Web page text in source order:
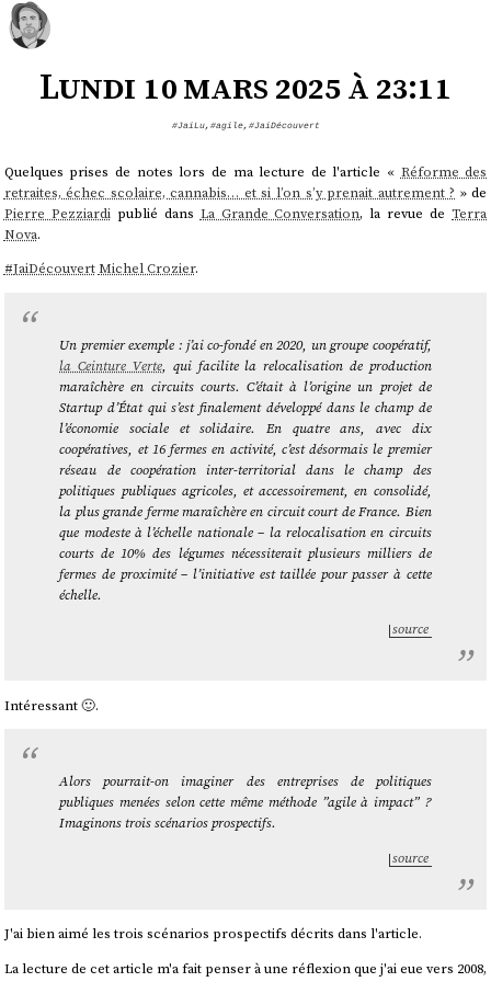
Lundi 10 mars 2025 à 23:11
#JaiLu, #agile, #JaiDécouvert
Quelques prises de notes lors de ma lecture de l'article « Réforme des
retraites, échec scolaire, cannabis… et si l’on s’y prenait autrement ? » de
Pierre Pezziardipublié dans La Grande Conversation, la revue deTerra
Nova.
#JaiDécouvertMichel Crozier.
Un premier exemple : j’ai co-fondé en 2020, un groupe coopératif,
la Ceinture Verte, qui facilite la relocalisation de production
maraîchère en circuits courts. C’était à l’origine un projet de
Startup d’État qui s’est finalement développé dans le champ de
l’économie sociale et solidaire. En quatre ans, avec dix
coopératives, et 16 fermes en activité, c’est désormais le premier
réseau de coopération inter-territorial dans le champ des
politiques publiques agricoles, et accessoirement, en consolidé,
la plus grande ferme maraîchère en circuit court de France. Bien
que modeste à l’échelle nationale – la relocalisation en circuits
courts de 10% des légumes nécessiterait plusieurs milliers de
fermes de proximité – l’initiative est taillée pour passer à cette
échelle.
source
Intéressant 🙂.
Alors pourrait-on imaginer des entreprises de politiques
publiques menées selon cette même méthode ”agile à impact” ?
Imaginons trois scénarios prospectifs.
source
J'ai bien aimé les trois scénarios prospectifs décrits dans l'article.
La lecture de cet article m'a fait penser à une réflexion que j'ai eue vers 2008,